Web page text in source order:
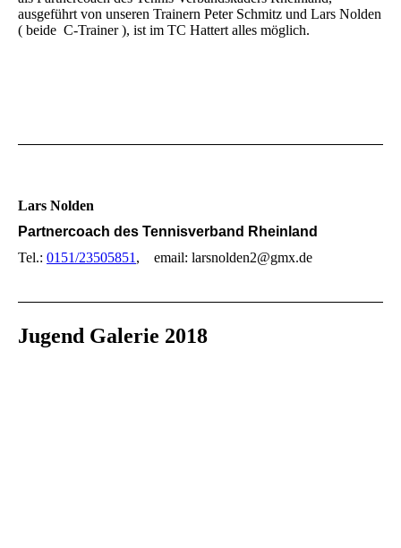
ausgeführt von unseren Trainern Peter Schmitz und Lars Nolden
( beide C-Trainer ), ist im TC Hattert alles möglich.
Lars Nolden
Partnercoach des Tennisverband Rheinland
Tel.: 0151/23505851 , email: larsnolden2@gmx.de
Jugend Galerie 2018